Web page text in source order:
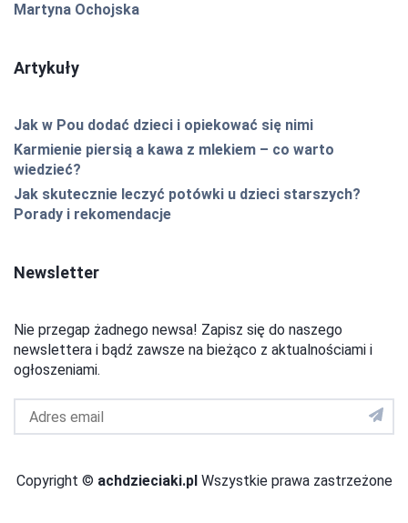
Martyna Ochojska
Artykuły
Jak w Pou dodać dzieci i opiekować się nimi
Karmienie piersią a kawa z mlekiem – co warto
wiedzieć?
Jak skutecznie leczyć potówki u dzieci starszych?
Porady i rekomendacje
Newsletter
Nie przegap żadnego newsa! Zapisz się do naszego
newslettera i bądź zawsze na bieżąco z aktualnościami i
ogłoszeniami.
Adres
email
Copyright © achdzieciaki.pl Wszystkie prawa zastrzeżone